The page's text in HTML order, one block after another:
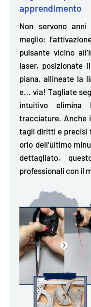
apprendimento
Non servono
meglio:
pulsante vicino
laser, posizionate
piana, allineate la
e... via! Tagliate
intuitivo
tracciature. Anche
tagli diritti e precisi
orlo dell’ultimo
dettagliato,
professionali con il